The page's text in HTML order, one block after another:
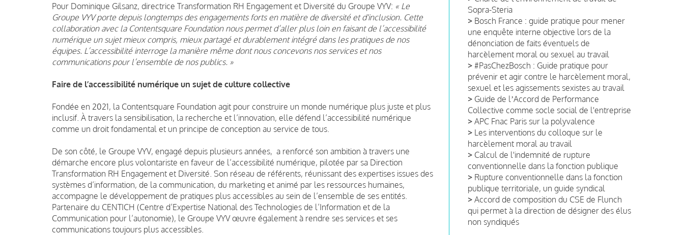
Pour Dominique Gilsanz, directrice Transformation RH Engagement et Diversité du Groupe VYV: « Le
Groupe VYV porte depuis longtemps des engagements forts en matière de diversité et d'inclusion. Cette
collaboration avec la Contentsquare Foundation nous permet d’aller plus loin en faisant de l’accessibilité
numérique un sujet mieux compris, mieux partagé et durablement intégré dans les pratiques de nos
équipes. L’accessibilité interroge la manière même dont nous concevons nos services et nos
communications pour l’ensemble de nos publics. »
Faire de l’accessibilité numérique un sujet de culture collective
Fondée en 2021, la Contentsquare Foundation agit pour construire un monde numérique plus juste et plus
inclusif. À travers la sensibilisation, la recherche et l’innovation, elle défend l’accessibilité numérique
comme un droit fondamental et un principe de conception au service de tous.
De son côté, le Groupe VYV, engagé depuis plusieurs années, a renforcé son ambition à travers une
démarche encore plus volontariste en faveur de l’accessibilité numérique, pilotée par sa Direction
Transformation RH Engagement et Diversité. Son réseau de référents, réunissant des expertises issues des
systèmes d’information, de la communication, du marketing et animé par les ressources humaines,
accompagne le développement de pratiques plus accessibles au sein de l’ensemble de ses entités.
Partenaire du CENTICH (Centre d’Expertise National des Technologies de l’Information et de la
Communication pour l’autonomie), le Groupe VYV œuvre également à rendre ses services et ses
communications toujours plus accessibles.
Sopra-Steria
> Bosch France : guide pratique pour mener
une enquête interne objective lors de la
dénonciation de faits éventuels de
harcèlement moral ou sexuel au travail
> #PasChezBosch : Guide pratique pour
prévenir et agir contre le harcèlement moral,
sexuel et les agissements sexistes au travail
> Guide de lʼAccord de Performance
Collective comme socle social de l'entreprise
> APC Fnac Paris sur la polyvalence
> Les interventions du colloque sur le
harcèlement moral au travail
> Calcul de l'indemnité de rupture
conventionnelle dans la fonction publique
> Rupture conventionnelle dans la fonction
publique territoriale, un guide syndical
> Accord de composition du CSE de Flunch
qui permet à la direction de désigner des élus
non syndiqués